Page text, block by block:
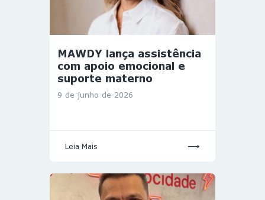
MAWDY lança assistência
com apoio emocional e
suporte materno
9 de junho de 2026
Leia Mais